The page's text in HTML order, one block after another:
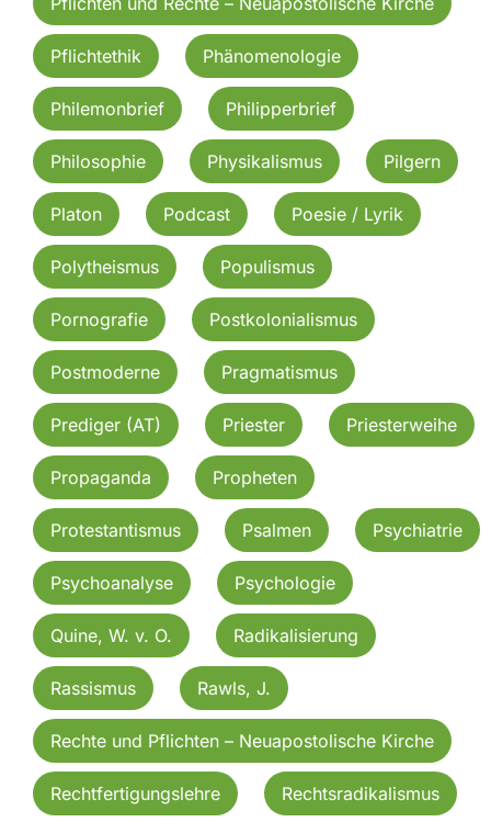
Pflichtethik Phänomenologie
Philemonbrief Philipperbrief
Philosophie Physikalismus Pilgern
Platon Podcast Poesie / Lyrik
Polytheismus Populismus
Pornografie Postkolonialismus
Postmoderne Pragmatismus
Prediger (AT) Priester Priesterweihe
Propaganda Propheten
Protestantismus Psalmen Psychiatrie
Psychoanalyse Psychologie
Quine, W. v. O. Radikalisierung
Rassismus Rawls, J.
Rechte und Pflichten – Neuapostolische Kirche
Rechtfertigungslehre Rechtsradikalismus